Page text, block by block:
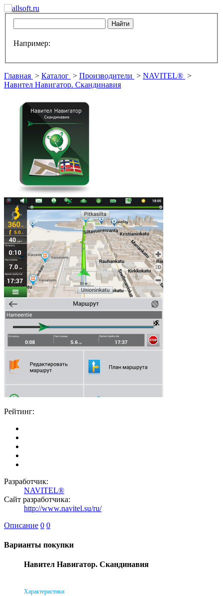
Например:
Главная > Каталог > Производители > NAVITEL® >
Навител Навигатор. Скандинавия
Рейтинг:
Разработчик:
NAVITEL®
Сайт разработчика:
http://www.navitel.su/ru/
Описание 0 0
Варианты покупки
Навител Навигатор. Скандинавия
Характеристики